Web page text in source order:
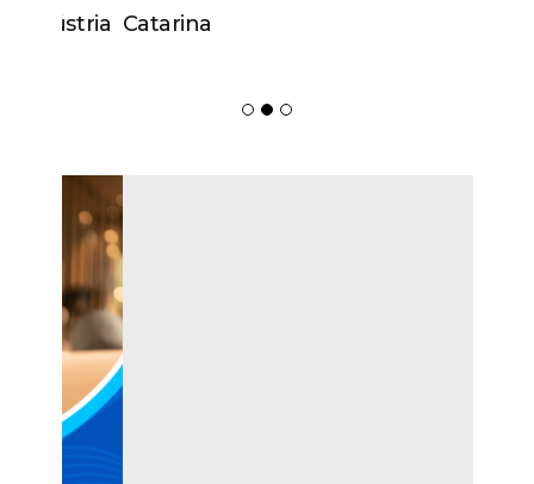
Catarina